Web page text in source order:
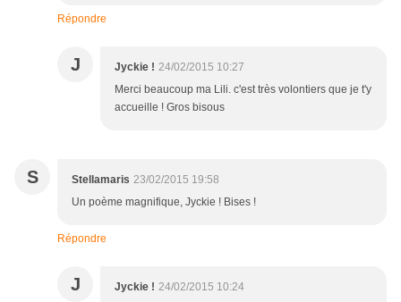
Répondre
J Jyckie ! 24/02/2015 10:27
Merci beaucoup ma Lili. c'est très volontiers que je t'y
accueille ! Gros bisous
S Stellamaris 23/02/2015 19:58
Un poème magnifique, Jyckie ! Bises !
Répondre
J Jyckie ! 24/02/2015 10:24